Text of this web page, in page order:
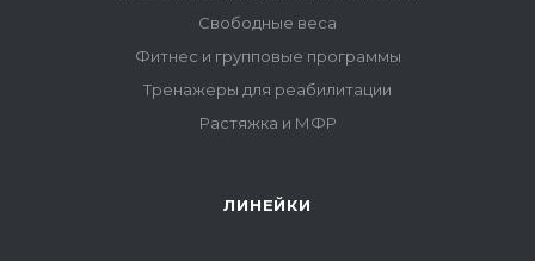
Свободные веса
Фитнес и групповые программы
Тренажеры для реабилитации
Растяжка и МФР
ЛИНЕЙКИ